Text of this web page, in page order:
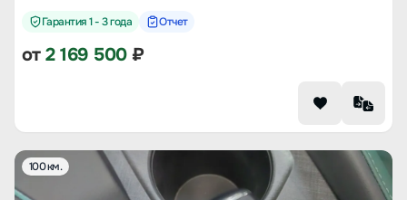
Гарантия 1 - 3 года Отчет
от2 169 500₽
100 км.